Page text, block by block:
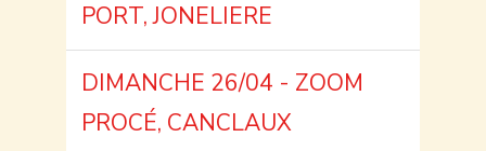
PORT, JONELIERE
DIMANCHE 26/04 - ZOOM
PROCÉ, CANCLAUX